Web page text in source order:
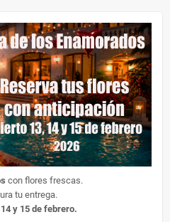
con flores frescas.
tu entrega.
y 15 de febrero.